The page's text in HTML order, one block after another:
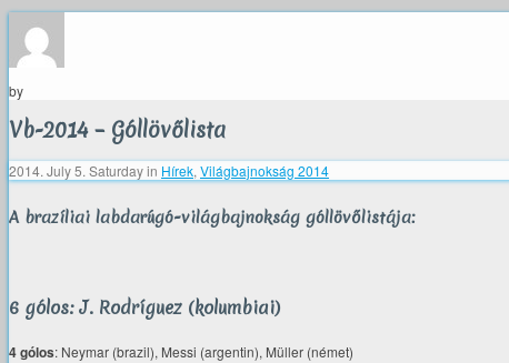
by
Vb-2014 – Góllövőlista
2014. July 5. Saturdayin Hírek, Világbajnokság 2014
A brazíliai labdarúgó-világbajnokság góllövőlistája:
6 gólos: J. Rodríguez (kolumbiai)
4 gólos: Neymar (brazil), Messi (argentin), Müller (német)